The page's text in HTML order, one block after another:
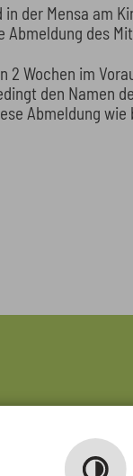
in der Mensa am
des
2 Wochen im
den Namen
Abmeldung